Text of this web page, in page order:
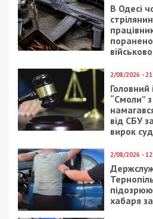
В Одесі
2/08/2026 -
“Смоли”
від СБУ
вирок
2/08/2026 -
хабаря